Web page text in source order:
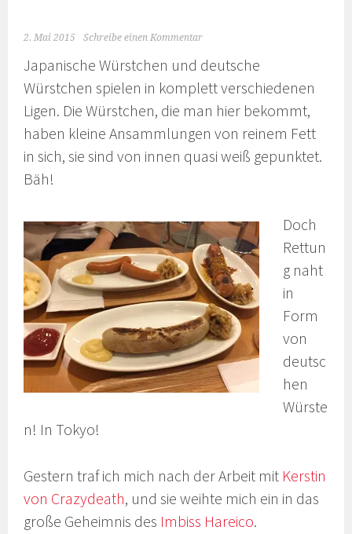
2. Mai 2015 Schreibe einen Kommentar
Japanische Würstchen und deutsche
Würstchen spielen in komplett verschiedenen
Ligen. Die Würstchen, die man hier bekommt,
haben kleine Ansammlungen von reinem Fett
in sich, sie sind von innen quasi weiß gepunktet.
Bäh!
Doch
Rettun
g naht
in
Form
von
deutsc
hen
Würste
n! In Tokyo!
Gestern traf ich mich nach der Arbeit mit Kerstin
von Crazydeath, und sie weihte mich ein in das
große Geheimnis des Imbiss Hareico.